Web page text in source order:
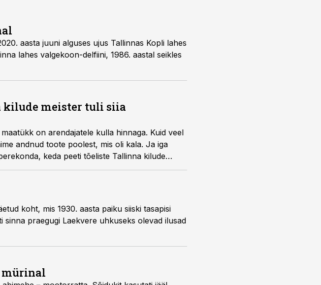
aasta juuni alguses ujus Tallinnas Kopli lahes
lahes valgekoon-delfiini, 1986. aastal seikles
kilude meister tuli siia
on arendajatele kulla hinnaga. Kuid veel
andnud toote poolest, mis oli kala. Ja iga
keda peeti tõeliste Tallinna kilude
koht, mis 1930. aasta paiku siiski tasapisi
sinna praegugi Laekvere uhkuseks olevad ilusad
mürinal